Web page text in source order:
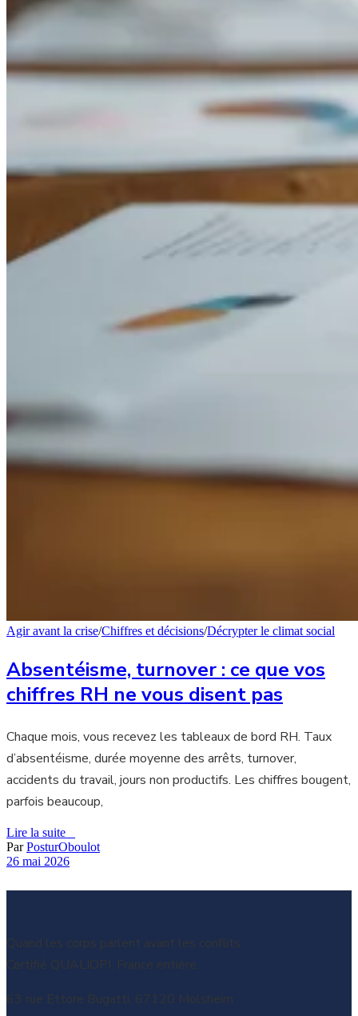
Agir avant la crise/Chiffres et décisions/Décrypter le climat social
Absentéisme, turnover : ce que vos
chiffres RH ne vous disent pas
Chaque mois, vous recevez les tableaux de bord RH. Taux
d’absentéisme, durée moyenne des arrêts, turnover,
accidents du travail, jours non productifs. Les chiffres bougent,
parfois beaucoup,
Lire la suite _
Par PosturOboulot
26 mai 2026
Quand les corps parlent avant les conflits.
Certifié QUALIOPI. France entière.
63 rue Ettore Bugatti, 67120 Molsheim